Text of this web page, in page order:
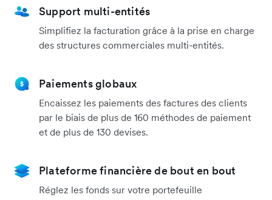
Support multi-entités
Simplifiez la facturation grâce à la prise en charge
des structures commerciales multi-entités.
Paiements globaux
Encaissez les paiements des factures des clients
par le biais de plus de 160 méthodes de paiement
et de plus de 130 devises.
Plateforme financière de bout en bout
Réglez les fonds sur votre portefeuille